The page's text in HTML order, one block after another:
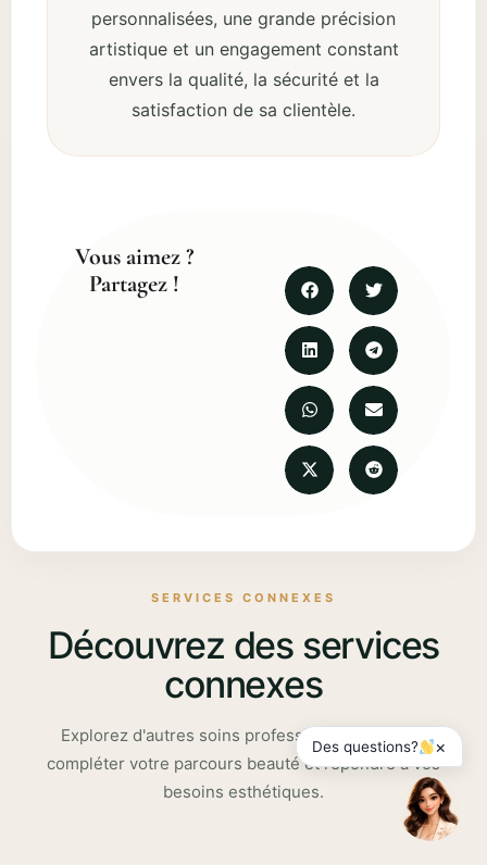
personnalisées, une grande précision
artistique et un engagement constant
envers la qualité, la sécurité et la
satisfaction de sa clientèle.
Vous aimez ?
Partagez !
SERVICES CONNEXES
Découvrez des services
connexes
Explorez d'autres soins professionnels pouvant
compléter votre parcours beauté et répondre à vos
besoins esthétiques.
Des questions? ×